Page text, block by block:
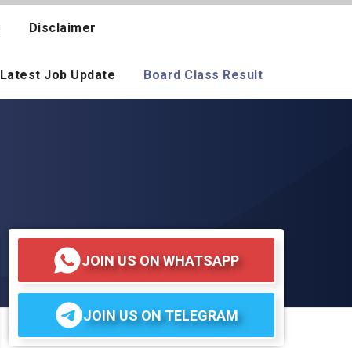
Disclaimer
Latest Job Update Board Class Result
JOIN US ON WHATSAPP
JOIN US ON TELEGRAM